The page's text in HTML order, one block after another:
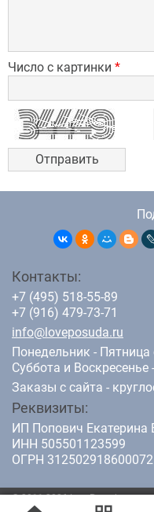
Число с картинки *

Контакты:
+7 (495) 518-55-89
+7 (916) 479-73-71
info@loveposuda.ru
Понедельник - Пятница
Суббота и Воскресенье
Заказы с сайта -
Реквизиты:
ИП Попович Екатерина
ИНН 505501123599
ОГРН 312502918600072
© 2011-2026 LovePosuda.ru -